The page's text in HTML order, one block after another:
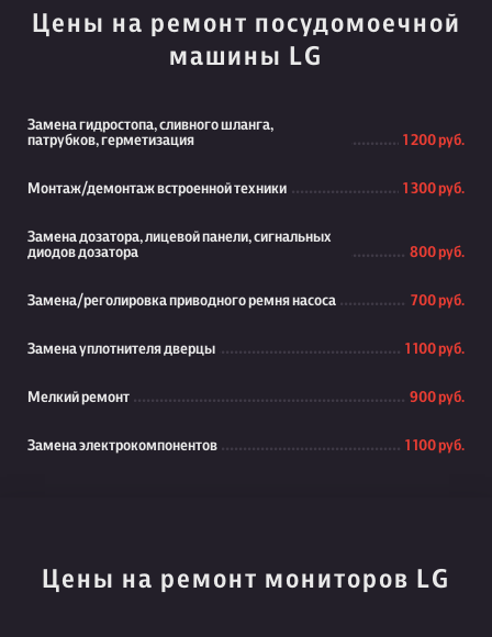
Цены на ремонт посудомоечной
машины LG
Замена гидростопа, сливного шланга,
патрубков, герметизация
1 200 руб.
Монтаж/демонтаж встроенной техники 1 300 руб.
Замена дозатора, лицевой панели, сигнальных
диодов дозатора
800 руб.
Замена/реголировка приводного ремня насоса 700 руб.
Замена уплотнителя дверцы 1 100 руб.
Мелкий ремонт 900 руб.
Замена электрокомпонентов 1 100 руб.
Цены на ремонт мониторов LG